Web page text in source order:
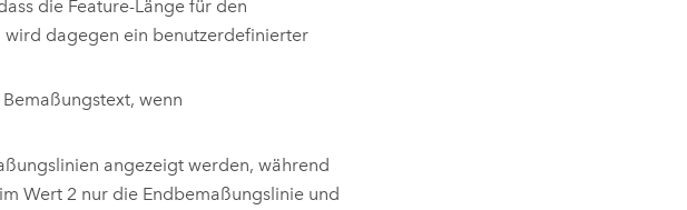
die Feature-Länge für den
dagegen ein benutzerdefinierter
wenn
angezeigt werden, während
Wert 2 nur die Endbemaßungslinie und